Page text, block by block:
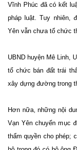
Vĩnh Phúc đã có kết
pháp luật. Tuy nhiên,
Yên vẫn chưa tổ chức
UBND huyện Mê Linh,
tổ chức bán đất trái
xây dựng đường trong
Hơn nữa, những nội
Vạn Yên chuyển mục
thẩm quyền cho phép;